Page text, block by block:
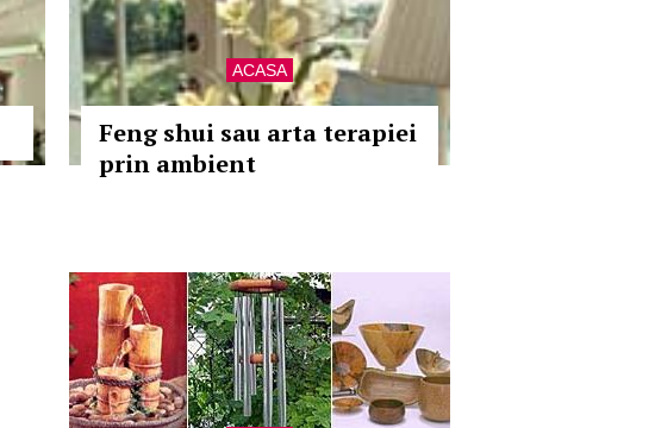
ACASA
Feng shui sau arta terapiei
prin ambient